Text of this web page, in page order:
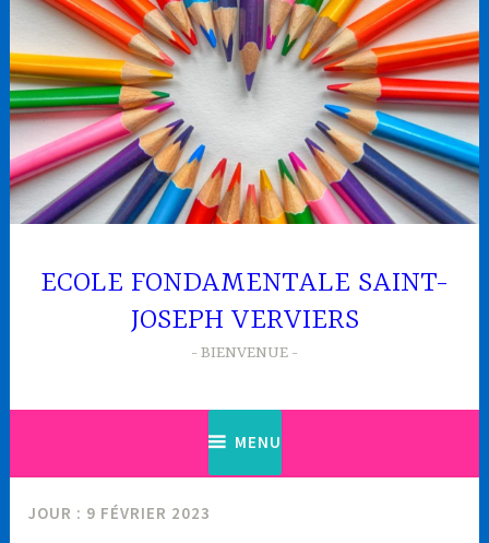
Accéder
contenu
principal
ECOLE FONDAMENTALE SAINT-
JOSEPH VERVIERS
BIENVENUE
MENU
JOUR : 9 FÉVRIER 2023